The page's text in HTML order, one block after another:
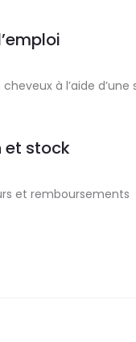
à l’aide
et stock
et remboursements